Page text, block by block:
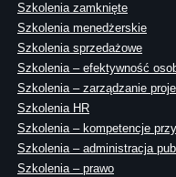
Szkolenia zamknięte
Szkolenia menedżerskie
Szkolenia sprzedażowe
Szkolenia – efektywność
Szkolenia – zarządzanie
Szkolenia HR
Szkolenia – kompetencje
Szkolenia – administracja
Szkolenia – prawo